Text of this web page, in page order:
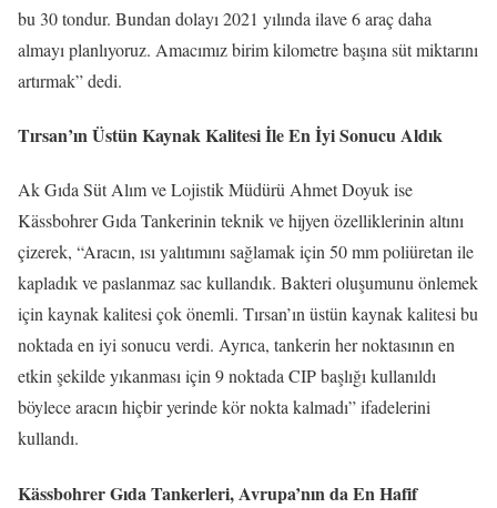
bu 30 tondur. Bundan dolayı 2021 yılında ilave 6 araç daha
almayı planlıyoruz. Amacımız birim kilometre başına süt miktarını
artırmak” dedi.
Tırsan’ın Üstün Kaynak Kalitesi İle En İyi Sonucu Aldık
Ak Gıda Süt Alım ve Lojistik Müdürü Ahmet Doyuk ise
Kässbohrer Gıda Tankerinin teknik ve hijyen özelliklerinin altını
çizerek, “Aracın, ısı yalıtımını sağlamak için 50 mm poliüretan ile
kapladık ve paslanmaz sac kullandık. Bakteri oluşumunu önlemek
için kaynak kalitesi çok önemli. Tırsan’ın üstün kaynak kalitesi bu
noktada en iyi sonucu verdi. Ayrıca, tankerin her noktasının en
etkin şekilde yıkanması için 9 noktada CIP başlığı kullanıldı
böylece aracın hiçbir yerinde kör nokta kalmadı” ifadelerini
kullandı.
Kässbohrer Gıda Tankerleri, Avrupa’nın da En Hafif